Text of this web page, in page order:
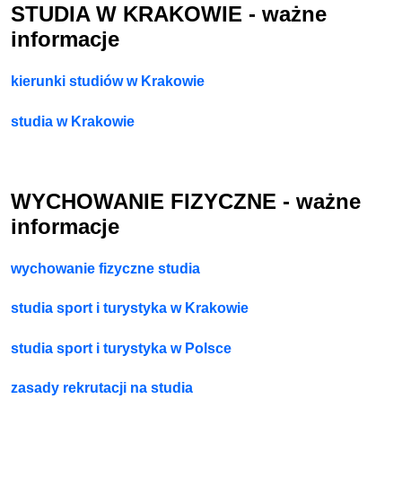
STUDIA W KRAKOWIE - ważne
informacje
kierunki studiów w Krakowie
studia w Krakowie
WYCHOWANIE FIZYCZNE - ważne
informacje
wychowanie fizyczne studia
studia sport i turystyka w Krakowie
studia sport i turystyka w Polsce
zasady rekrutacji na studia